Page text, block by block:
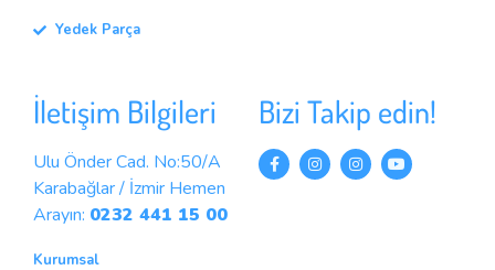
Yedek Parça
İletişim Bilgileri
Ulu Önder Cad. No:50/A
Karabağlar / İzmir Hemen
Arayın: 0232 441 15 00
Kurumsal
Bizi Takip edin!